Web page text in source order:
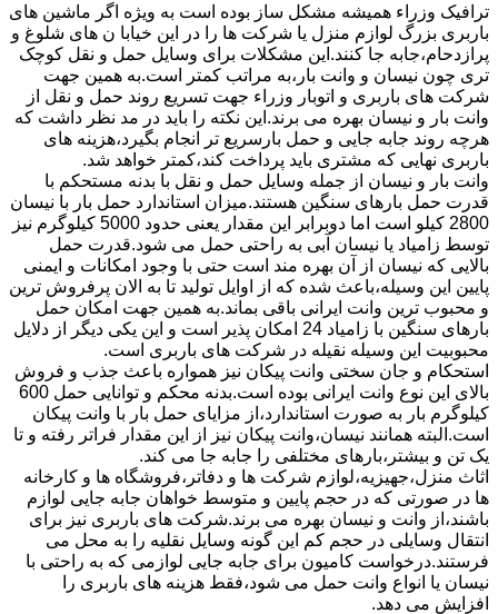
ترافیک وزراء همیشه مشکل ساز بوده است به ویژه اگر ماشین های
باربری بزرگ لوازم منزل یا شرکت ها را در این خیابا ن های شلوغ و
پرازدحام،جابه جا کنند.این مشکلات برای وسایل حمل و نقل کوچک
تری چون نیسان و وانت بار،به مراتب کمتر است.به همین جهت
شرکت های باربری و اتوبار وزراء جهت تسریع روند حمل و نقل از
وانت بار و نیسان بهره می برند.این نکته را باید در مد نظر داشت که
هرچه روند جابه جایی و حمل بارسریع تر انجام بگیرد،هزینه های
باربری نهایی که مشتری باید پرداخت کند،کمتر خواهد شد.
وانت بار و نیسان از جمله وسایل حمل و نقل با بدنه مستحکم با
قدرت حمل بارهای سنگین هستند.میزان استاندارد حمل بار با نیسان
2800 کیلو است اما دوبرابر این مقدار یعنی حدود 5000 کیلوگرم نیز
توسط زامیاد یا نیسان آبی به راحتی حمل می شود.قدرت حمل
بالایی که نیسان از آن بهره مند است حتی با وجود امکانات و ایمنی
پایین این وسیله،باعث شده که از اوایل تولید تا به الان پرفروش ترین
و محبوب ترین وانت ایرانی باقی بماند.به همین جهت امکان حمل
بارهای سنگین با زامیاد 24 امکان پذیر است و این یکی دیگر از دلایل
محبوبیت این وسیله نقیله در شرکت های باربری است.
استحکام و جان سختی وانت پیکان نیز همواره باعث جذب و فروش
بالای این نوع وانت ایرانی بوده است.بدنه محکم و توانایی حمل 600
کیلوگرم بار به صورت استاندارد،از مزایای حمل بار با وانت پیکان
است.البته همانند نیسان،وانت پیکان نیز از این مقدار فراتر رفته و تا
یک تن و بیشتر،بارهای مختلفی را جابه جا می کند.
اثاث منزل،جهیزیه،لوازم شرکت ها و دفاتر،فروشگاه ها و کارخانه
ها در صورتی که در حجم پایین و متوسط خواهان جابه جایی لوازم
باشند،از وانت و نیسان بهره می برند.شرکت های باربری نیز برای
انتقال وسایلی در حجم کم این گونه وسایل نقلیه را به محل می
فرستند.درخواست کامیون برای جابه جایی لوازمی که به راحتی با
نیسان یا انواع وانت حمل می شود،فقط هزینه های باربری را
افزایش می دهد.